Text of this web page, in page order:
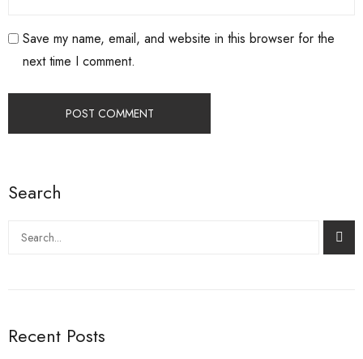
Save my name, email, and website in this browser for the
next time I comment.
Search
Search
Recent Posts